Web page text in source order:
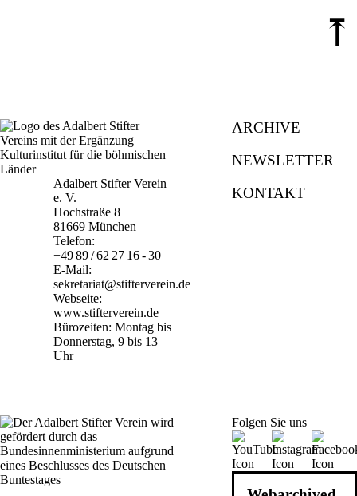
⤒
Adalbert Stifter Verein
e. V.
Hochstraße 8
81669 München
Telefon:
+49 89 / 62 27 16 - 30
E-Mail:
sekretariat@stifterverein.de
Webseite:
www.stifterverein.de
Bürozeiten: Montag bis
Donnerstag, 9 bis 13
Uhr
ARCHIVE
NEWSLETTER
KONTAKT
Folgen Sie uns